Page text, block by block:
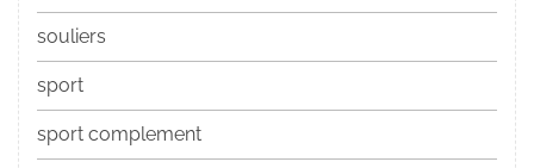
souliers
sport
sport complement